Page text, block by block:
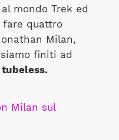
mondo Trek ed
fare quattro
Milan,
finiti ad